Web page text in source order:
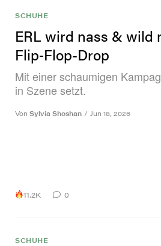
SCHUHE
ERL wird nass & wild
Flip‑Flop-Drop
Mit einer schaumigen
in Szene setzt.
Von Sylvia Shoshan / Jun 18, 2026
11.2K 0
SCHUHE